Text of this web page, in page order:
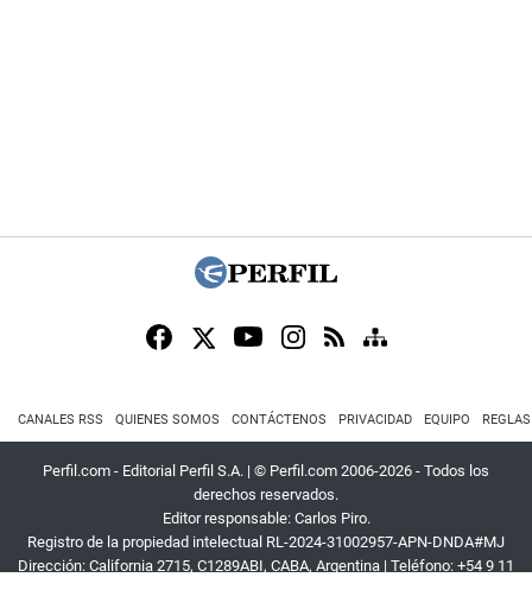
CANALES RSS QUIENES SOMOS CONTÁCTENOS PRIVACIDAD EQUIPO
Perfil.com - Editorial Perfil S.A. | © Perfil.com 2006-2026 - Todos los
derechos reservados.
Editor responsable: Carlos Piro.
Registro de la propiedad intelectual RL-2024-31002957-APN-DNDA#MJ
Dirección: California 2715, C1289ABI, CABA, Argentina | Teléfono: +54 9 11